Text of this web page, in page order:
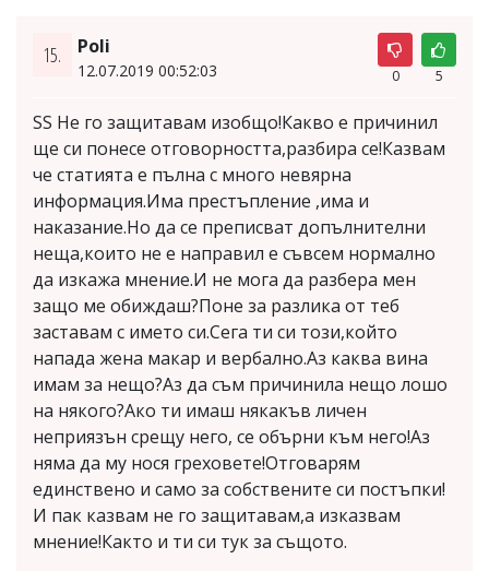
15. Poli
12.07.2019 00:52:03 0 5
SS Не го защитавам изобщо!Какво е причинил
ще си понесе отговорността,разбира се!Казвам
че статията е пълна с много невярна
информация.Има престъпление ,има и
наказание.Но да се преписват допълнителни
неща,които не е направил е съвсем нормално
да изкажа мнение.И не мога да разбера мен
защо ме обиждаш?Поне за разлика от теб
заставам с името си.Сега ти си този,който
напада жена макар и вербално.Аз каква вина
имам за нещо?Аз да съм причинила нещо лошо
на някого?Ако ти имаш някакъв личен
неприязън срещу него, се обърни към него!Аз
няма да му нося греховете!Отговарям
единствено и само за собствените си постъпки!
И пак казвам не го защитавам,а изказвам
мнение!Както и ти си тук за същото.